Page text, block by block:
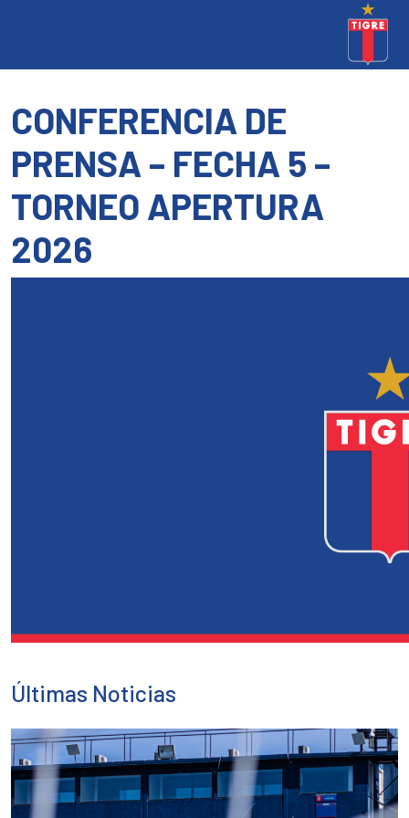
CONFERENCIA DE
PRENSA – FECHA 5 –
TORNEO APERTURA
2026
Últimas Noticias